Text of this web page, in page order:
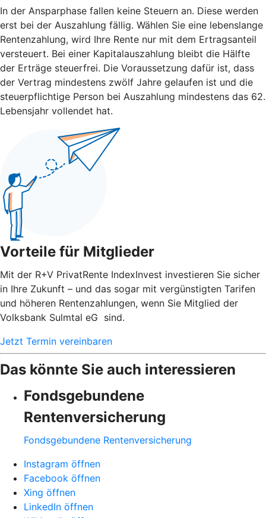
In der Ansparphase fallen keine Steuern an. Diese werden
erst bei der Auszahlung fällig. Wählen Sie eine lebenslange
Rentenzahlung, wird Ihre Rente nur mit dem Ertragsanteil
versteuert. Bei einer Kapitalauszahlung bleibt die Hälfte
der Erträge steuerfrei. Die Voraussetzung dafür ist, dass
der Vertrag mindestens zwölf Jahre gelaufen ist und die
steuerpflichtige Person bei Auszahlung mindestens das 62.
Lebensjahr vollendet hat.
Vorteile für Mitglieder
Mit der R+V PrivatRente IndexInvest investieren Sie sicher
in Ihre Zukunft – und das sogar mit vergünstigten Tarifen
und höheren Rentenzahlungen, wenn Sie Mitglied der
Volksbank Sulmtal eG sind.
Jetzt Termin vereinbaren
Das könnte Sie auch interessieren
Fondsgebundene
Rentenversicherung
Fondsgebundene Rentenversicherung
Instagram öffnen
Facebook öffnen
Xing öffnen
LinkedIn öffnen